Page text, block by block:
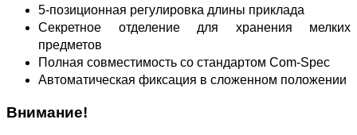
5-позиционная регулировка длины приклада
Секретное отделение для хранения мелких
предметов
Полная совместимость со стандартом Com-Spec
Автоматическая фиксация в сложенном положении
Внимание!